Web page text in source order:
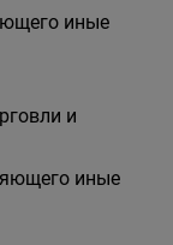
иные
и
иные